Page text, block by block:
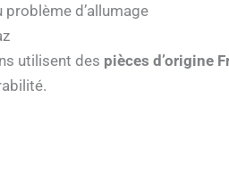
d’allumage
utilisent des pièces d’origine